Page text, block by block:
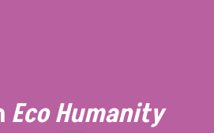
Eco Humanity